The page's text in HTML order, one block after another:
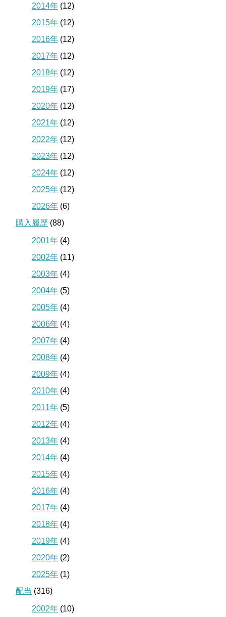
2014年 (12)
2015年 (12)
2016年 (12)
2017年 (12)
2018年 (12)
2019年 (17)
2020年 (12)
2021年 (12)
2022年 (12)
2023年 (12)
2024年 (12)
2025年 (12)
2026年 (6)
購入履歴 (88)
2001年 (4)
2002年 (11)
2003年 (4)
2004年 (5)
2005年 (4)
2006年 (4)
2007年 (4)
2008年 (4)
2009年 (4)
2010年 (4)
2011年 (5)
2012年 (4)
2013年 (4)
2014年 (4)
2015年 (4)
2016年 (4)
2017年 (4)
2018年 (4)
2019年 (4)
2020年 (2)
2025年 (1)
配当 (316)
2002年 (10)